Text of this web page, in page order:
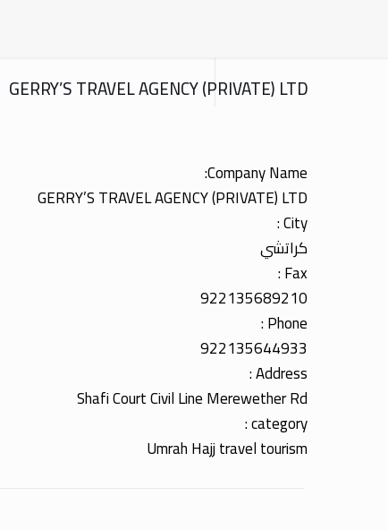
GERRY’S TRAVEL AGENCY (PRIVATE) LTD
Company Name:
GERRY’S TRAVEL AGENCY (PRIVATE) LTD
City :
كراتشي
Fax :
922135689210
Phone :
922135644933
Address :
Shafi Court Civil Line Merewether Rd
category :
Umrah Hajj travel tourism